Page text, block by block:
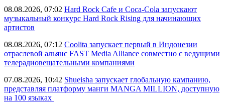
08.08.2026, 07:02 Hard Rock Cafe и Coca-Cola запускают
музыкальный конкурс Hard Rock Rising для начинающих
артистов
08.08.2026, 07:12 Coolita запускает первый в Индонезии
отраслевой альянс FAST Media Alliance совместно с ведущими
телерадиовещательными компаниями
07.08.2026, 10:42 Shueisha запускает глобальную кампанию,
представляя платформу манги MANGA MILLION, доступную
на 100 языках